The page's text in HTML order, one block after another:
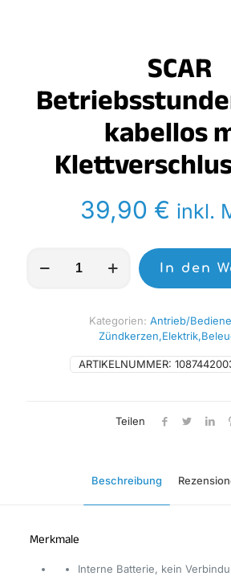
SCAR
kabellos
39,90 € inkl.
Betriebsstundenzähler
Klettverschluss
In den
ARTIKELNUMMER:
Kategorien: Antrieb/
Teilen
Beschreibung
Merkmale
Interne Batterie, kein